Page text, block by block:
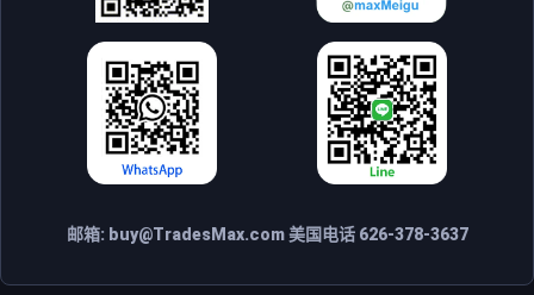
邮箱: buy@TradesMax.com美国电话 626-378-3637